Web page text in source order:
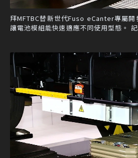
拜MFTBC替新世代Fuso eCanter專屬開
讓電池模組能快速適應不同使用型態。